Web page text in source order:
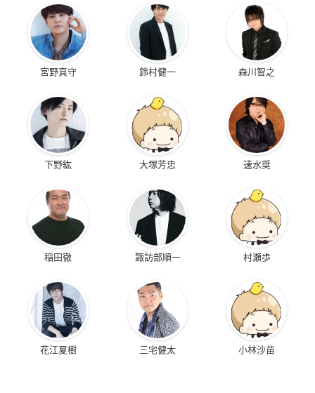
宮野真守 鈴村健一 森川智之
下野紘 大塚芳忠 速水奨
稲田徹 諏訪部順一 村瀬歩
花江夏樹 三宅健太 小林沙苗